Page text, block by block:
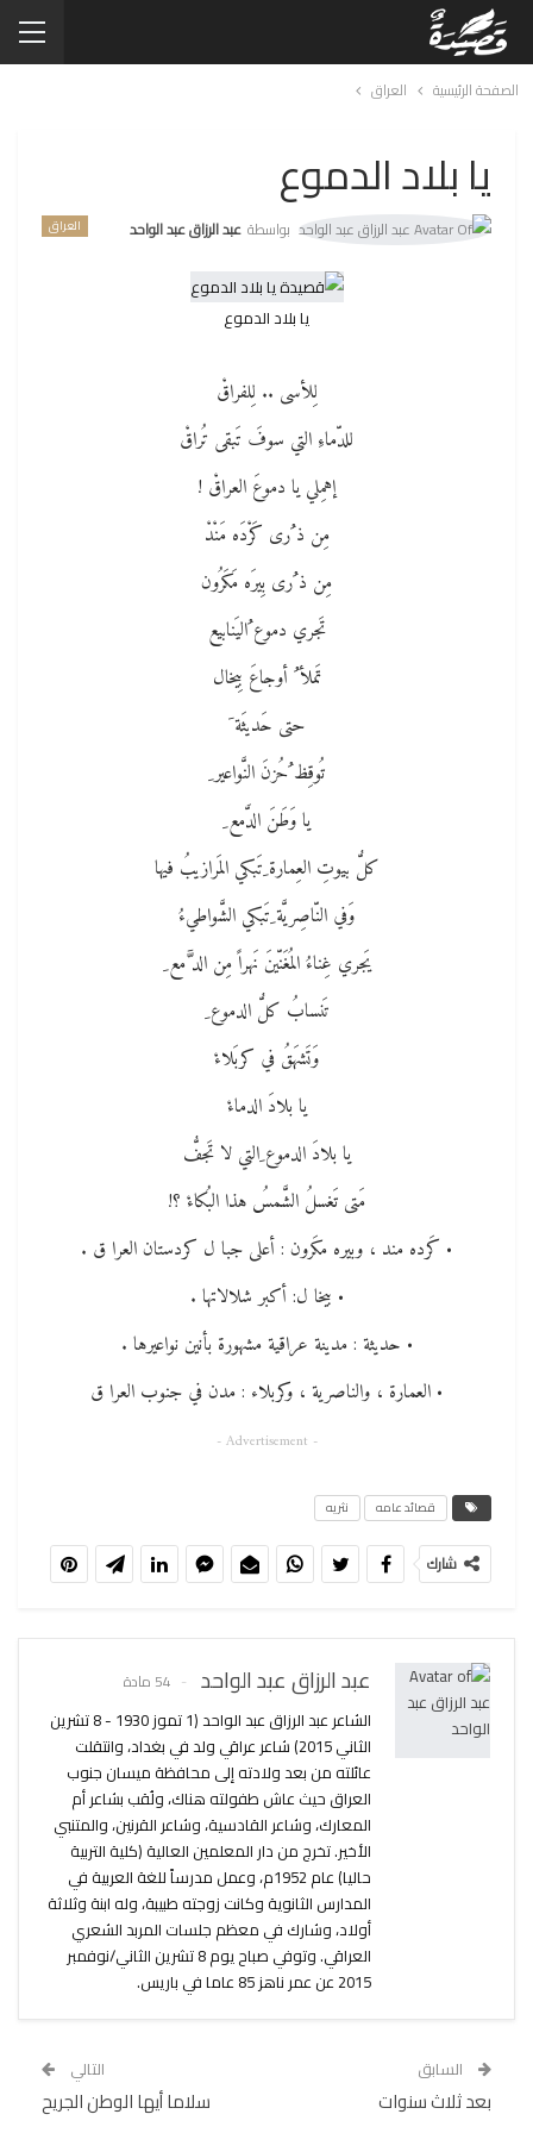
الصفحة الرئيسية العراق
يا بلاد الدموع
العراق بواسطة عبد الرزاق عبد الواحد
يا بلاد الدموع
لِلأسى .. لِلفراقْ
للدّماءِ التي سوفَ تَبقى تُراقْ
إهمِلي يا دموعَ العراقْ !
مِن ذ ُرى كَرْدَه مَنْدْ
مِن ذ ُرى بِيرَه مَكَرُون
تَجري دموع ُاليَنابيع
تَملأ ُ أوجاعَ بِيخال
حتى حَديثَة َ
تُوقِظ ُحُزنَ النَّواعير ِ
يا وَطَنَ الدَّمع ِ
كلُّ بيوتِ العِمارة ِتَبكي المَرازيبُ فيها
وَفي النّاصِريَّة ِتَبكي الشَّواطيءُ
يَجري غِناءُ المُغَنّينَ نَهراً مِن الد َّمع ِ
تَنسابُ كلُّ الدموع ِ
وَتَشهَقُ في كربَلاءْ
يا بلادَ الدماءْ
يا بلادَ الدموع ِالتي لا تَجفُّ
مَتى تَغسلُ الشَّمسُ هذا البُكاءْ ؟!
• كَرده مند ، وبيره مكَرون : أعلى جبا ل كردستان العرا ق .
• بيخا ل: أكبر شلالاتها .
• حديثة : مدينة عراقية مشهورة بأنين نواعيرها .
• العمارة ، والناصرية ، وكربلاء : مدن في جنوب العرا ق
- Advertisement -
قصائد عامه نثريه
شارك
عبد الرزاق عبد الواحد 54 مادة
الشاعر عبد الرزاق عبد الواحد (1 تموز 1930 - 8 تشرين
الثاني 2015) شاعر عراقي ولد في بغداد، وانتقلت
عائلته من بعد ولادته إلى محافظة ميسان جنوب
العراق حيث عاش طفولته هناك، ولُقب بشاعر أم
المعارك، وشاعر القادسية، وشاعر القرنين، والمتنبي
الأخير. تخرج من دار المعلمين العالية (كلية التربية
حاليا) عام 1952م، وعمل مدرساً للغة العربية في
المدارس الثانوية وكانت زوجته طبيبة، وله ابنة وثلاثة
أولاد، وشارك في معظم جلسات المربد الشعري
العراقي. وتوفي صباح يوم 8 تشرين الثاني/نوفمبر
2015 عن عمر ناهز 85 عاما في باريس.
السابق
بعد ثلاث سنوات
التالي
سلاما أيها الوطن الجريح